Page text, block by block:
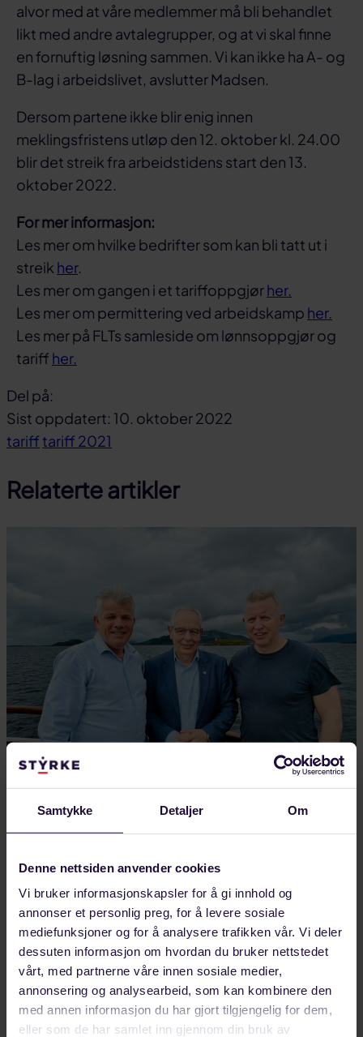
Samtykke Detaljer Om
Denne nettsiden anvender cookies
Vi bruker informasjonskapsler for å gi innhold og
annonser et personlig preg, for å levere sosiale
mediefunksjoner og for å analysere trafikken vår. Vi deler
dessuten informasjon om hvordan du bruker nettstedet
vårt, med partnerne våre innen sosiale medier,
annonsering og analysearbeid, som kan kombinere den
med annen informasjon du har gjort tilgjengelig for dem,
eller som de har samlet inn gjennom din bruk av
alvor med at våre medlemmer må bli behandlet
likt med andre avtalegrupper, og at vi skal finne
en fornuftig løsning sammen. Vi kan ikke ha A- og
B-lag i arbeidslivet, avslutter Madsen.
Dersom partene ikke blir enig innen
meklingsfristens utløp den 12. oktober kl. 24.00
blir det streik fra arbeidstidens start den 13.
oktober 2022.
For mer informasjon:
Les mer om hvilke bedrifter som kan bli tatt ut i
streik her.
Les mer om gangen i et tariffoppgjørher.
Les mer om permittering ved arbeidskamp her.
Les mer på FLTs samleside om lønnsoppgjør og
tariff her.
Del på:
Del
på
Del
på
Del
link
Sist oppdatert: 10. oktober 2022
tariff tariff 2021
Relaterte artikler
AUGUST 04, 2026
Styrker europeisk industrisamarbeid fra
Framtidens industriarbeidsplasser sto på agendaen
da Forbundet Styrke inviterte Michael Vassiliadis,
leder for tyske IGBCE og president i IndustriAll
Europe,…
LANDINDUSTRI